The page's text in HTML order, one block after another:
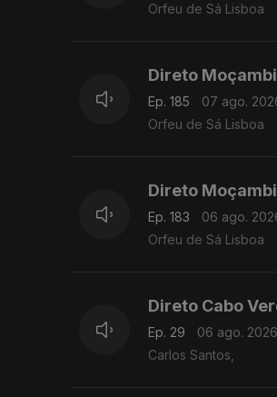
Orfeu de Sá Lisboa
Direto
Ep. 185
07 ago.
Orfeu de Sá Lisboa
Direto
Ep. 183
06 ago.
Orfeu de Sá Lisboa
Direto Cabo
Ep. 29
06 ago. 2026
Carlos Santos,